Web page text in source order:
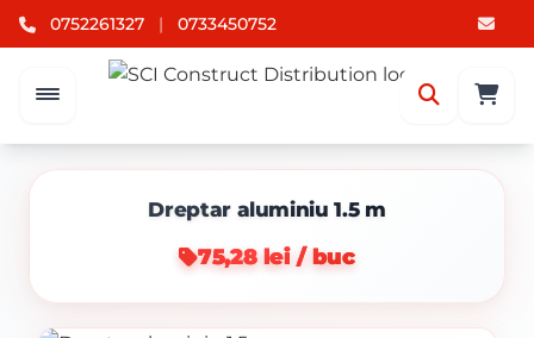
0752261327 | 0733450752
Dreptar aluminiu 1.5 m
75,28 lei / buc